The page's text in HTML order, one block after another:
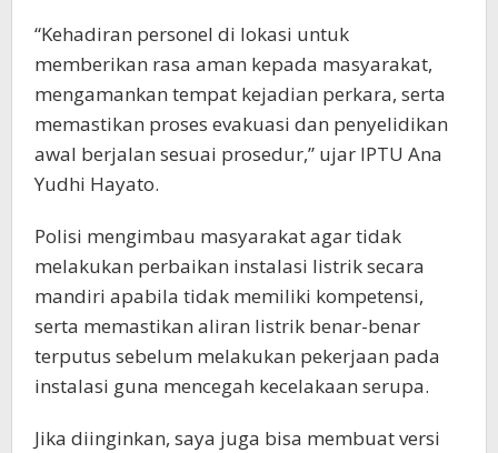
“Kehadiran personel di lokasi untuk
memberikan rasa aman kepada masyarakat,
mengamankan tempat kejadian perkara, serta
memastikan proses evakuasi dan penyelidikan
awal berjalan sesuai prosedur,” ujar IPTU Ana
Yudhi Hayato.
Polisi mengimbau masyarakat agar tidak
melakukan perbaikan instalasi listrik secara
mandiri apabila tidak memiliki kompetensi,
serta memastikan aliran listrik benar-benar
terputus sebelum melakukan pekerjaan pada
instalasi guna mencegah kecelakaan serupa.
Jika diinginkan, saya juga bisa membuat versi